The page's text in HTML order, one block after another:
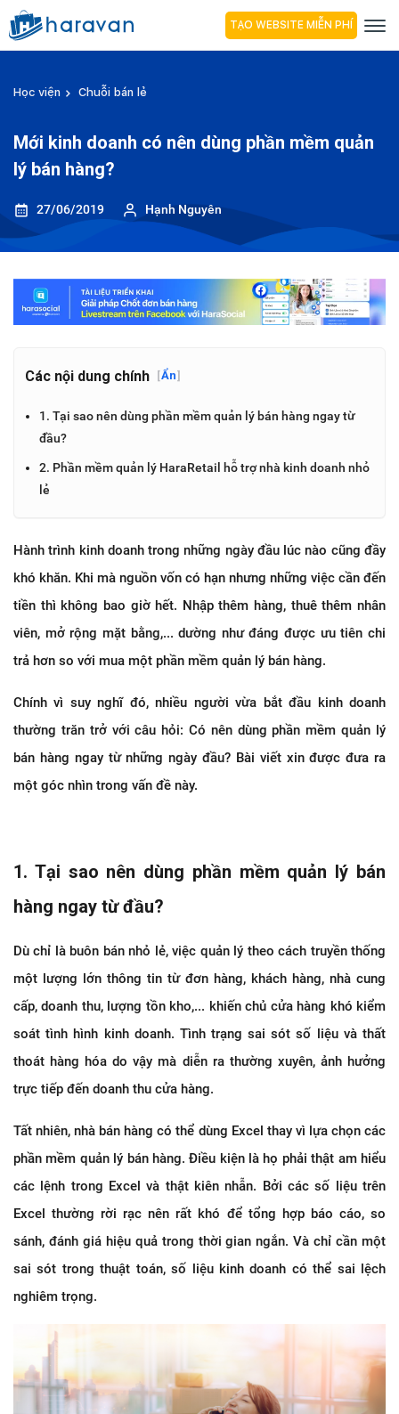
TẠO WEBSITE MIỄN PHÍ
Học viện Chuỗi bán lẻ
Mới kinh doanh có nên dùng phần mềm quản
lý bán hàng?
27/06/2019 Hạnh Nguyên
Các nội dung chính [Ẩn]
1. Tại sao nên dùng phần mềm quản lý bán hàng ngay từ
đầu?
2. Phần mềm quản lý HaraRetail hỗ trợ nhà kinh doanh nhỏ
lẻ
Hành trình kinh doanh trong những ngày đầu lúc nào cũng đầy
khó khăn. Khi mà nguồn vốn có hạn nhưng những việc cần đến
tiền thì không bao giờ hết. Nhập thêm hàng, thuê thêm nhân
viên, mở rộng mặt bằng,... dường như đáng được ưu tiên chi
trả hơn so với mua một phần mềm quản lý bán hàng.
Chính vì suy nghĩ đó, nhiều người vừa bắt đầu kinh doanh
thường trăn trở với câu hỏi: Có nên dùng phần mềm quản lý
bán hàng ngay từ những ngày đầu? Bài viết xin được đưa ra
một góc nhìn trong vấn đề này.
1. Tại sao nên dùng phần mềm quản lý bán
hàng ngay từ đầu?
Dù chỉ là buôn bán nhỏ lẻ, việc quản lý theo cách truyền thống
một lượng lớn thông tin từ đơn hàng, khách hàng, nhà cung
cấp, doanh thu, lượng tồn kho,... khiến chủ cửa hàng khó kiểm
soát tình hình kinh doanh. Tình trạng sai sót số liệu và thất
thoát hàng hóa do vậy mà diễn ra thường xuyên, ảnh hưởng
trực tiếp đến doanh thu cửa hàng.
Tất nhiên, nhà bán hàng có thể dùng Excel thay vì lựa chọn các
phần mềm quản lý bán hàng. Điều kiện là họ phải thật am hiểu
các lệnh trong Excel và thật kiên nhẫn. Bởi các số liệu trên
Excel thường rời rạc nên rất khó để tổng hợp báo cáo, so
sánh, đánh giá hiệu quả trong thời gian ngắn. Và chỉ cần một
sai sót trong thuật toán, số liệu kinh doanh có thể sai lệch
nghiêm trọng.